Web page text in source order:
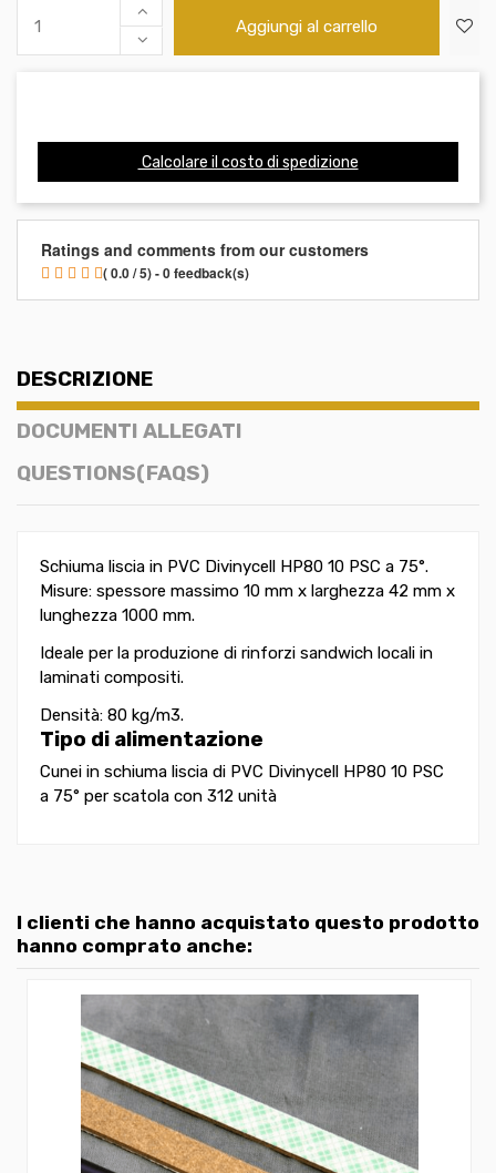
Aggiungi al carrello
Calcolare il costo di spedizione
Ratings and comments from our customers
( 0.0 / 5) - 0 feedback(s)
DESCRIZIONE
DOCUMENTI ALLEGATI
QUESTIONS(FAQS)
Schiuma liscia in PVC Divinycell HP80 10 PSC a 75°.
Misure: spessore massimo 10 mm x larghezza 42 mm x
lunghezza 1000 mm.
Ideale per la produzione di rinforzi sandwich locali in
laminati compositi.
Densità: 80 kg/m3.
Tipo di alimentazione
Cunei in schiuma liscia di PVC Divinycell HP80 10 PSC
a 75° per scatola con 312 unità
I clienti che hanno acquistato questo prodotto
hanno comprato anche: